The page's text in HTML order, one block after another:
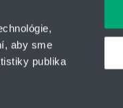
aby sme
publika
IČO: